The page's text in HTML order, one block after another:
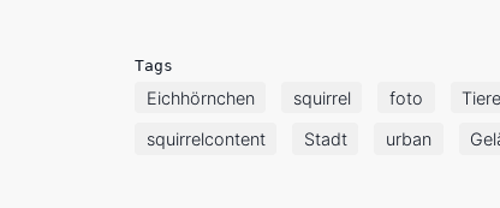
Tags
Eichhörnchen squirrel foto Tiere
squirrelcontent Stadt urban